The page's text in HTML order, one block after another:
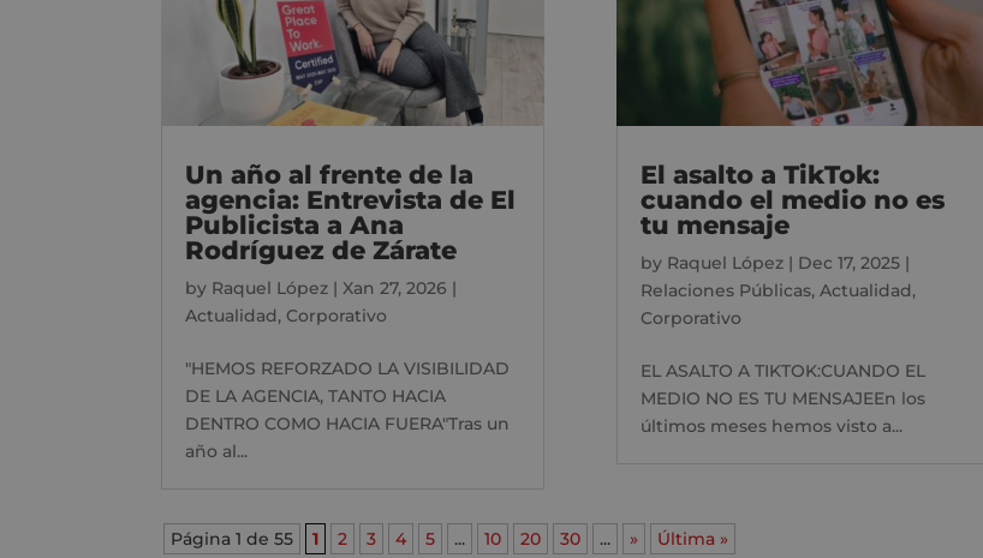
Un año al frente de la
agencia: Entrevista de El
Publicista a Ana
Rodríguez de Zárate
by Raquel López |Xan 27, 2026 |
Actualidad, Corporativo
"HEMOS REFORZADO LA VISIBILIDAD
DE LA AGENCIA, TANTO HACIA
DENTRO COMO HACIA FUERA"Tras un
año al...
El asalto a TikTok:
cuando el medio no es
tu mensaje
by Raquel López| Dec 17, 2025|
Relaciones Públicas, Actualidad,
Corporativo
EL ASALTO A TIKTOK:CUANDO EL
MEDIO NO ES TU MENSAJEEn los
últimos meses hemos visto a...
Página 1 de 55 1 2 3 4 5 ... 10 20 30 ... » Última »